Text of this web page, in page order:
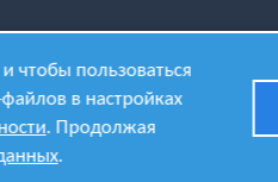
чтобы пользоваться
в настройках
. Продолжая
.